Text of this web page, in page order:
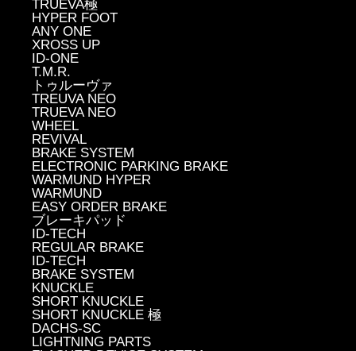
TRUEVA極
HYPER FOOT
ANY ONE
XROSS UP
ID-ONE
T.M.R.
トゥルーヴァ
TREUVA NEO
TRUEVA NEO
WHEEL
REVIVAL
BRAKE SYSTEM
ELECTRONIC PARKING BRAKE
WARMUND HYPER
WARMUND
EASY ORDER BRAKE
ブレーキパッド
ID-TECH
REGULAR BRAKE
ID-TECH
BRAKE SYSTEM
KNUCKLE
SHORT KNUCKLE
SHORT KNUCKLE 極
DACHS-SC
LIGHTNING PARTS